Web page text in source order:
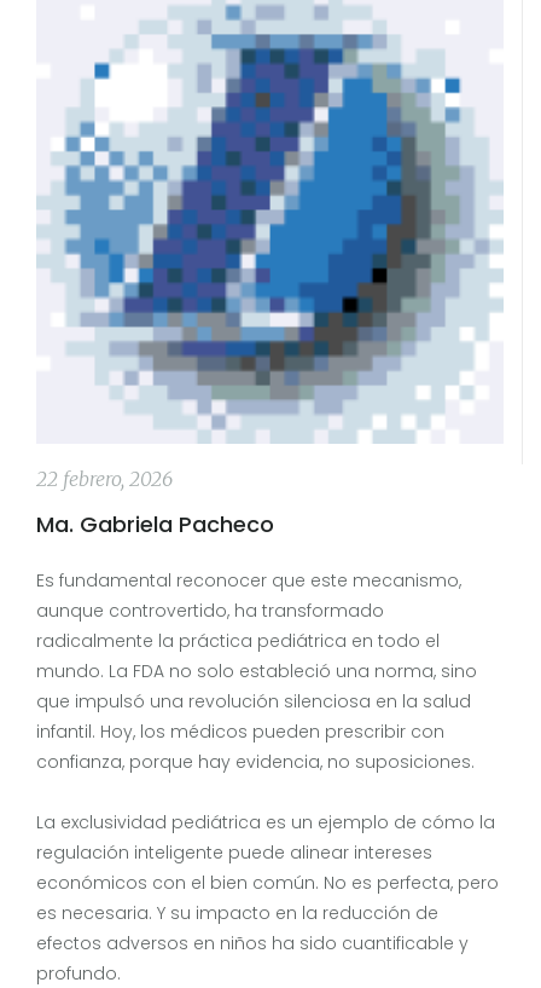
22 febrero, 2026
Ma. Gabriela Pacheco
Es fundamental reconocer que este mecanismo,
aunque controvertido, ha transformado
radicalmente la práctica pediátrica en todo el
mundo. La FDA no solo estableció una norma, sino
que impulsó una revolución silenciosa en la salud
infantil. Hoy, los médicos pueden prescribir con
confianza, porque hay evidencia, no suposiciones.
La exclusividad pediátrica es un ejemplo de cómo la
regulación inteligente puede alinear intereses
económicos con el bien común. No es perfecta, pero
es necesaria. Y su impacto en la reducción de
efectos adversos en niños ha sido cuantificable y
profundo.